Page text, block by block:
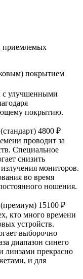
приемлемых
покрытием
с улучшенными
покрытию.
4800 ₽
проводит за
Специальное
снизить
излучения мониторов.
во время
ношения.
15100 ₽
кто много времени
устройств.
выборочно
диапазон синего
линзами прекрасно
и для